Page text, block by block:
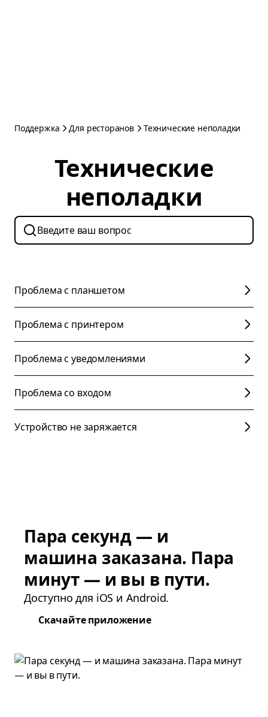
Поддержка Для ресторанов Технические неполадки
Технические
неполадки
Проблема с планшетом
Проблема с принтером
Проблема с уведомлениями
Проблема со входом
Устройство не заряжается
Пара секунд — и
машина заказана. Пара
минут — и вы в пути.
Доступно для iOS и Android.
Скачайте приложение